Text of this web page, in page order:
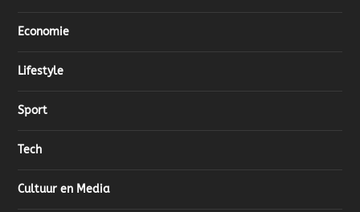
Economie
Lifestyle
Sport
Tech
Cultuur en Media